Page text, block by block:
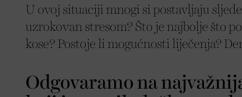
U ovoj situaciji mnogi si postavljaju
uzrokovan stresom? Što je najbolje što
kose? Postoje li mogućnosti liječenja?
Odgovaramo na